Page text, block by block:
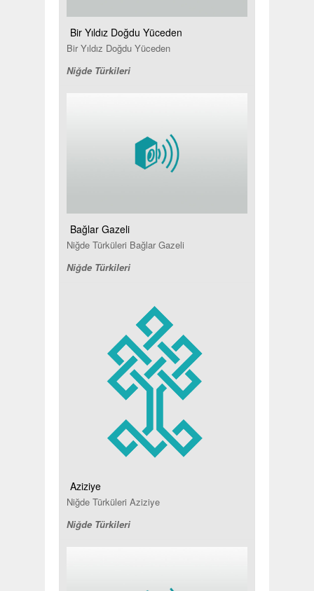
Bir Yıldız Doğdu Yüceden
Bir Yıldız Doğdu Yüceden
Niğde Türkileri
Bağlar Gazeli
Niğde Türküleri Bağlar Gazeli
Niğde Türkileri
Aziziye
Niğde Türküleri Aziziye
Niğde Türkileri